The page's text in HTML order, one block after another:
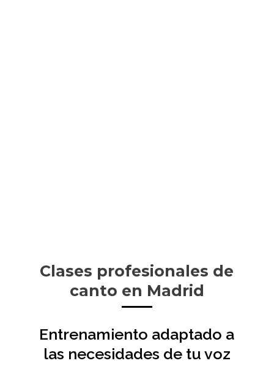
Clases profesionales de
canto en Madrid
Entrenamiento adaptado a
las necesidades de tu voz